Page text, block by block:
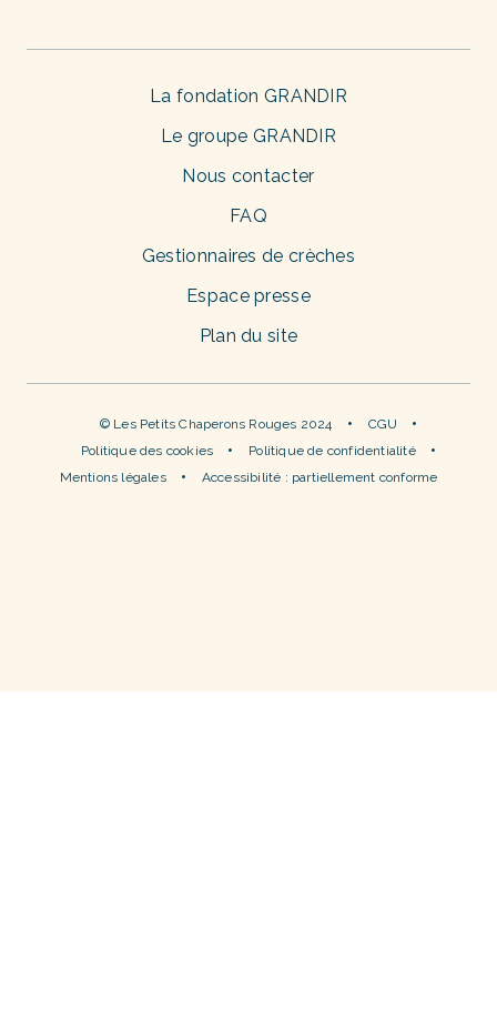
La fondation GRANDIR
Le groupe GRANDIR
Nous contacter
FAQ
Gestionnaires de crèches
Espace presse
Plan du site
© Les Petits Chaperons Rouges 2024
CGU
Politique des cookies
Politique de confidentialité
Mentions légales
Accessibilité : partiellement conforme